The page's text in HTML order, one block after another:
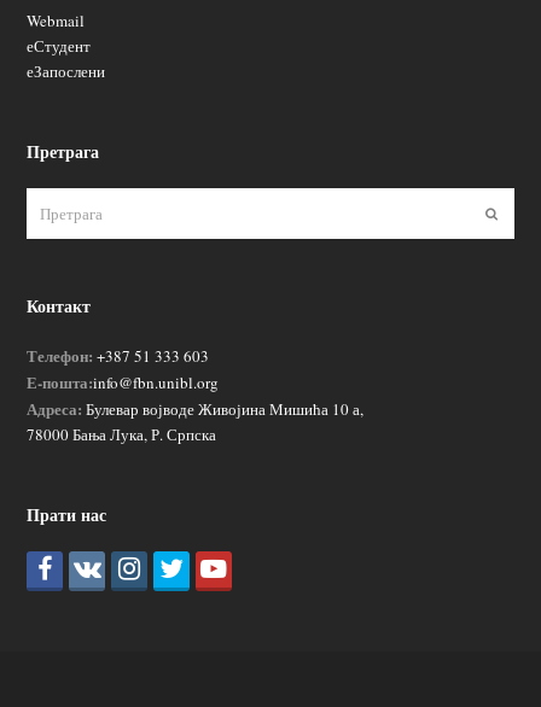
Webmail
еСтудент
еЗапослени
Претрага
Контакт
Телефон: +387 51 333 603
Е-пошта:info@fbn.unibl.org
Адреса: Булевар војводе Живојина Мишића 10 а,
78000 Бања Лука, Р. Српска
Прати нас